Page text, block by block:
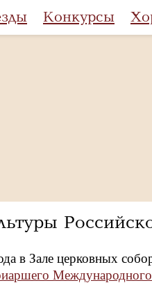
Конкурсы
в Зале церковных